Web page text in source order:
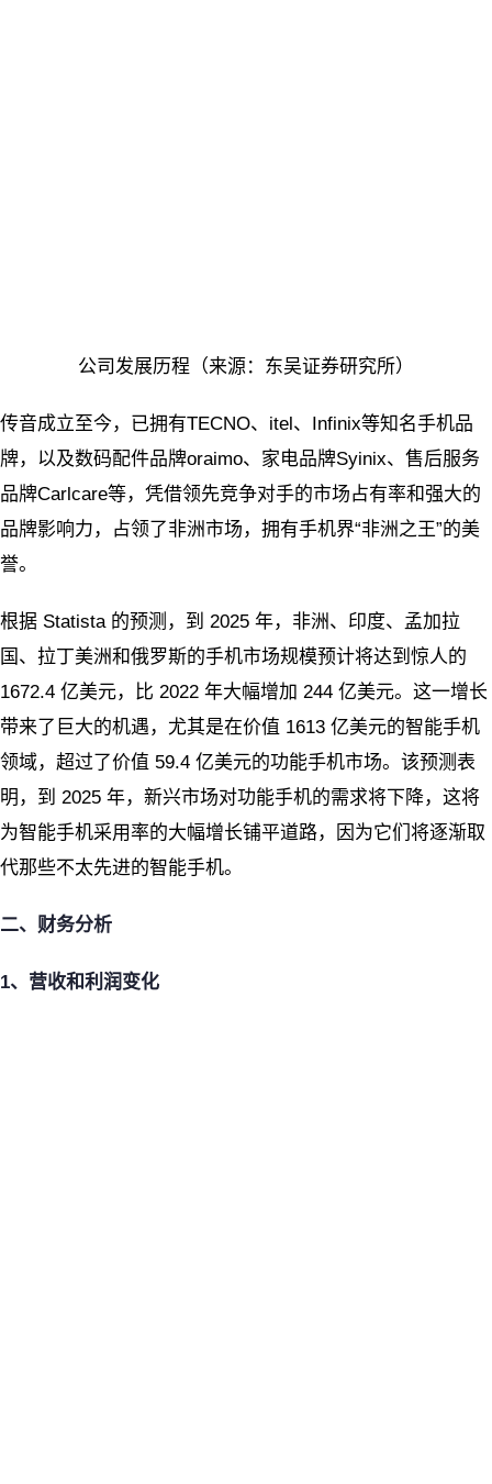
公司发展历程（来源：东吴证券研究所）
传音成立至今，已拥有TECNO、itel、Infinix等知名手机品
牌，以及数码配件品牌oraimo、家电品牌Syinix、售后服务
品牌Carlcare等，凭借领先竞争对手的市场占有率和强大的
品牌影响力，占领了非洲市场，拥有手机界“非洲之王”的美
誉。
根据 Statista 的预测，到 2025 年，非洲、印度、孟加拉
国、拉丁美洲和俄罗斯的手机市场规模预计将达到惊人的
1672.4 亿美元，比 2022 年大幅增加 244 亿美元。这一增长
带来了巨大的机遇，尤其是在价值 1613 亿美元的智能手机
领域，超过了价值 59.4 亿美元的功能手机市场。该预测表
明，到 2025 年，新兴市场对功能手机的需求将下降，这将
为智能手机采用率的大幅增长铺平道路，因为它们将逐渐取
代那些不太先进的智能手机。
二、财务分析
1、营收和利润变化